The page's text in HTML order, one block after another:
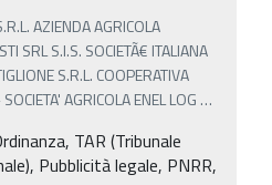
AZIENDA AGRICOLA
SRL S.I.S. SOCIETÃ€ ITALIANA
S.R.L. COOPERATIVA
AGRICOLA ENEL LOG …
TAR (Tribunale
Pubblicità legale, PNRR,